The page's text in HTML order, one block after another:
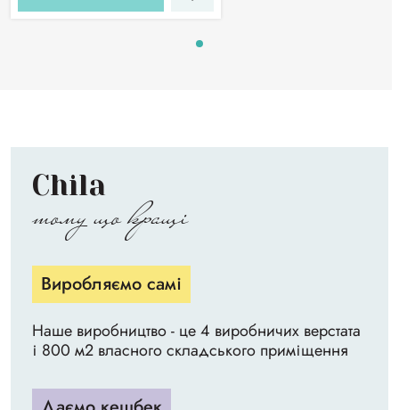
Chila
тому що кращі
Виробляємо самі
Наше виробництво - це 4 виробничих верстата
і 800 м2 власного складського приміщення